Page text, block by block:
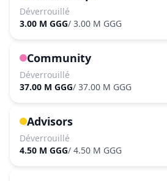
Déverrouillé
3.00 M GGG/ 3.00 M GGG
Community
Déverrouillé
37.00 M GGG/ 37.00 M GGG
Advisors
Déverrouillé
4.50 M GGG/ 4.50 M GGG